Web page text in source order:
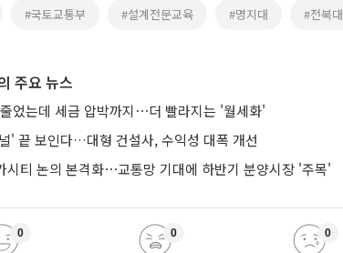
#국토교통부 #설계전문교육 #명지대 #전북대
주요 뉴스
었는데 세금 압박까지⋯더 빨라지는 '월세화'
' 끝 보인다…대형 건설사, 수익성 대폭 개선
시티 논의 본격화⋯교통망 기대에 하반기 분양시장 '주목'
0 0 0